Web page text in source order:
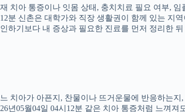
치아 통증이나 잇몸 상태, 충치치료 필요 여부, 임
분 신촌은 대학가와 직장 생활권이 함께 있는 지
기보다 내 증상과 필요한 진료를 먼저 정리한
치아가 아픈지, 찬물이나 뜨거운물에 반응하는지
05월04일 04시12분 같은 치아 통증처럼 느껴져